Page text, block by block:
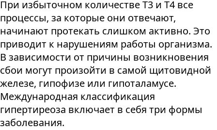
При избыточном количестве Т3 и Т4 все
процессы, за которые они отвечают,
начинают протекать слишком активно. Это
приводит к нарушениям работы организма.
В зависимости от причины возникновения
сбои могут произойти в самой щитовидной
железе, гипофизе или гипоталамусе.
Международная классификация
гипертиреоза включает в себя три формы
заболевания.